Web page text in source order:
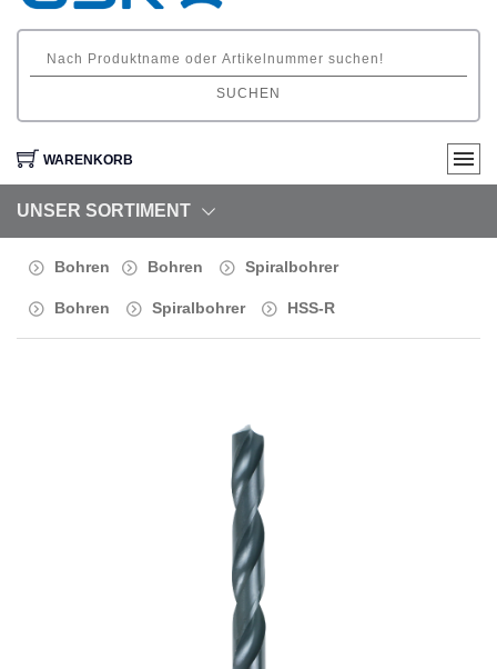
SUCHEN
WARENKORB
UNSER SORTIMENT
Bohren Bohren Spiralbohrer
Bohren Spiralbohrer HSS-R